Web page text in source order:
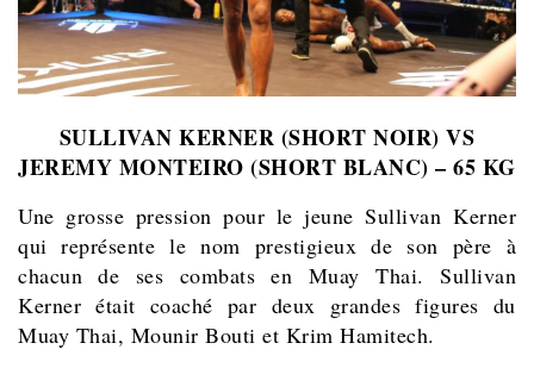
SULLIVAN KERNER (SHORT NOIR) VS
JEREMY MONTEIRO (SHORT BLANC) – 65 KG
Une grosse pression pour le jeune Sullivan Kerner
qui représente le nom prestigieux de son père à
chacun de ses combats en Muay Thai. Sullivan
Kerner était coaché par deux grandes figures du
Muay Thai, Mounir Bouti et Krim Hamitech.